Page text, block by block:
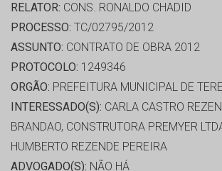
RELATOR: CONS. RONALDO CHADID
PROCESSO: TC/02795/2012
ASSUNTO: CONTRATO DE OBRA 2012
PROTOCOLO: 1249346
ORGÃO: PREFEITURA MUNICIPAL DE
INTERESSADO(S): CARLA CASTRO
BRANDAO, CONSTRUTORA PREMYER
HUMBERTO REZENDE PEREIRA
ADVOGADO(S): NÃO HÁ